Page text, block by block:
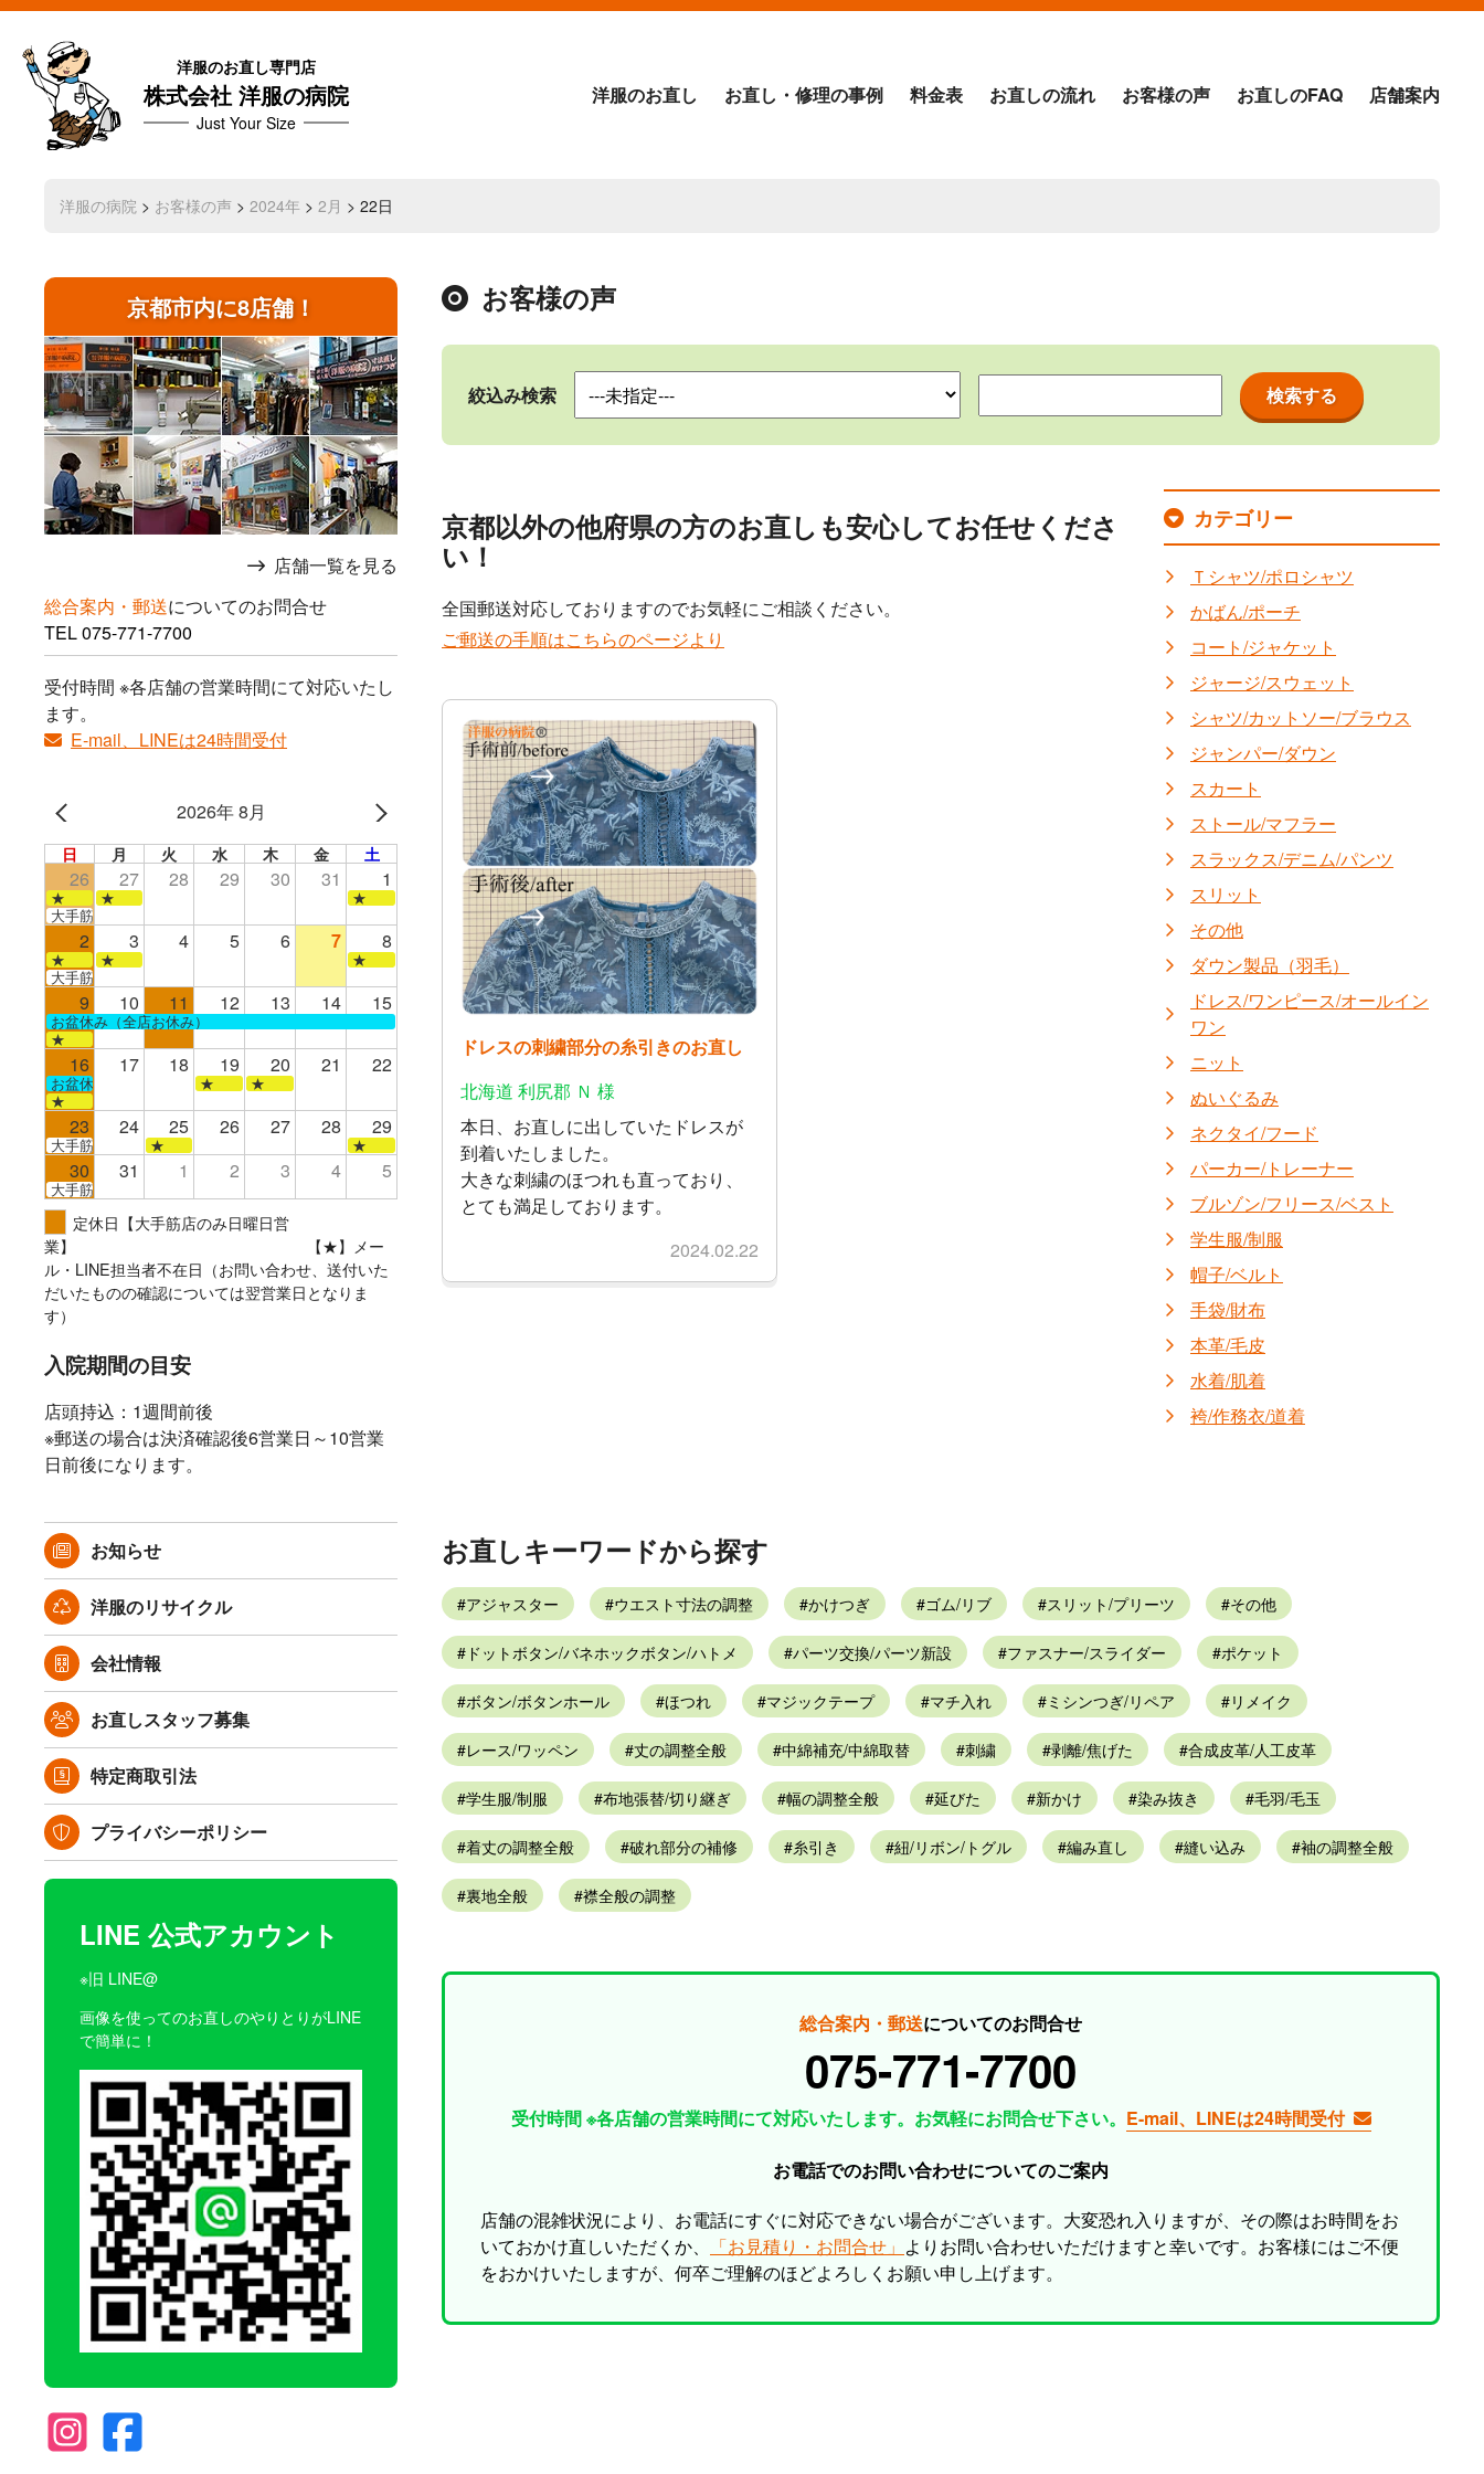
洋服のお直し専門店
株式会社 洋服の病院
Just Your Size
洋服のお直し お直し・修理の事例 料金表 お直しの流れ お客様の声 お直しのFAQ 店舗案内
洋服の病院 > お客様の声 > 2024年 > 2月 > 22日
京都市内に8店舗！
店舗一覧を見る
総合案内・郵送についてのお問合せ
TEL075-771-7700
受付時間 ※各店舗の営業時間にて対応いたし
ます。
E-mail、LINEは24時間受付
2026年 8月
日 月 火 水 木 金 土
26 27 28 29 30 31 1
★ ★
★
大手筋店のみ営業
2 3 4 5 6 7 8
★ ★
★
大手筋
9 10 11 12 13 14 15
お盆休み（全店お休み）
★
16 17 18 19 20 21 22
お盆休み（全店お休み）★
★
★
23 24 25 26 27 28 29
大手筋 ★ ★
30 31 1 2 3 4 5
大手筋
定休日【大手筋店のみ日曜日営
業】 【★】メー
ル・LINE担当者不在日（お問い合わせ、送付いた
だいたものの確認については翌営業日となりま
す）
入院期間の目安
店頭持込：1週間前後
※郵送の場合は決済確認後6営業日～10営業
日前後になります。
お知らせ
洋服のリサイクル
会社情報
お直しスタッフ募集
特定商取引法
プライバシーポリシー
LINE 公式アカウント
※旧 LINE@
画像を使ってのお直しのやりとりがLINE
で簡単に！
お客様の声
絞込み検索
京都以外の他府県の方のお直しも安心してお任せくださ
い！
全国郵送対応しておりますのでお気軽にご相談ください。
ご郵送の手順はこちらのページより
ドレスの刺繍部分の糸引きのお直し
北海道 利尻郡 Ｎ 様
本日、お直しに出していたドレスが
到着いたしました。
大きな刺繍のほつれも直っており、
とても満足しております。
2024.02.22
カテゴリー
Ｔシャツ/ポロシャツ
かばん/ポーチ
コート/ジャケット
ジャージ/スウェット
シャツ/カットソー/ブラウス
ジャンパー/ダウン
スカート
ストール/マフラー
スラックス/デニム/パンツ
スリット
その他
ダウン製品（羽毛）
ドレス/ワンピース/オールイン
ワン
ニット
ぬいぐるみ
ネクタイ/フード
パーカー/トレーナー
ブルゾン/フリース/ベスト
学生服/制服
帽子/ベルト
手袋/財布
本革/毛皮
水着/肌着
袴/作務衣/道着
お直しキーワードから探す
アジャスター ウエスト寸法の調整 かけつぎ ゴム/リブ スリット/プリーツ その他
ドットボタン/バネホックボタン/ハトメ パーツ交換/パーツ新設 ファスナー/スライダー ポケット
ボタン/ボタンホール ほつれ マジックテープ マチ入れ ミシンつぎ/リペア リメイク
レース/ワッペン 丈の調整全般 中綿補充/中綿取替 刺繍 剥離/焦げた 合成皮革/人工皮革
学生服/制服 布地張替/切り継ぎ 幅の調整全般 延びた 新かけ 染み抜き 毛羽/毛玉
着丈の調整全般 破れ部分の補修 糸引き 紐/リボン/トグル 編み直し 縫い込み 袖の調整全般
裏地全般 襟全般の調整
総合案内・郵送についてのお問合せ
075-771-7700
受付時間 ※各店舗の営業時間にて対応いたします。お気軽にお問合せ下さい。 E-mail、LINEは24時間受付
お電話でのお問い合わせについてのご案内
店舗の混雑状況により、お電話にすぐに対応できない場合がございます。大変恐れ入りますが、その際はお時間をお
いておかけ直しいただくか、
「お見積り・お問合せ」 よりお問い合わせいただけますと幸いです。お客様にはご不便
をおかけいたしますが、何卒ご理解のほどよろしくお願い申し上げます。